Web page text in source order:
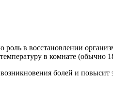
в восстановлении
в комнате (обычно
болей и